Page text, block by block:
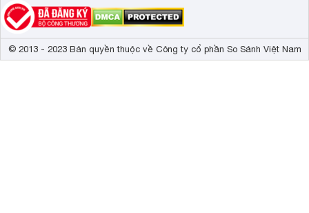
© 2013 - 2023 Bản quyền thuộc về Công ty cổ phần So Sánh Việt Nam